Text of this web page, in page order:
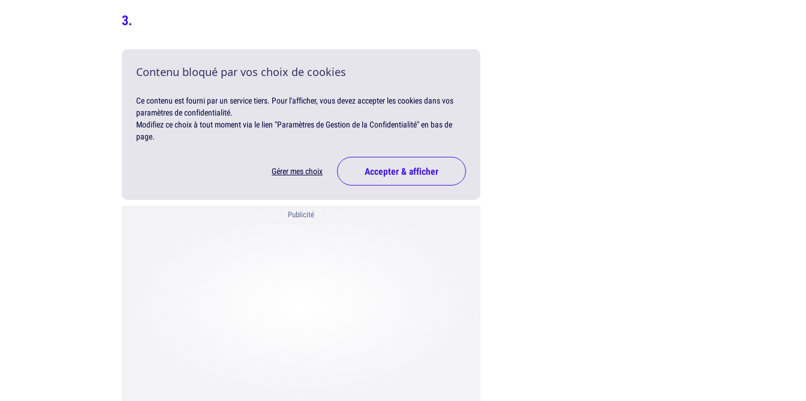
Contenu bloqué par vos choix de cookies
Ce contenu est fourni par un service tiers. Pour l'afficher, vous devez accepter les cookies dans vos
paramètres de confidentialité.
Modifiez ce choix à tout moment via le lien "Paramètres de Gestion de la Confidentialité" en bas de
page.
Gérer mes choix Accepter & afficher
Publicité